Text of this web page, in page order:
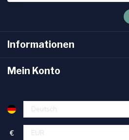
Informationen
Mein Konto
€